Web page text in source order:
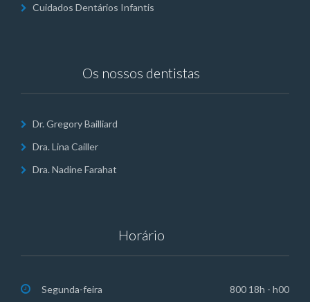
Cuidados Dentários Infantis
Os nossos dentistas
Dr. Gregory Bailliard
Dra. Lina Cailler
Dra. Nadine Farahat
Horário
Segunda-feira 800 18h - h00